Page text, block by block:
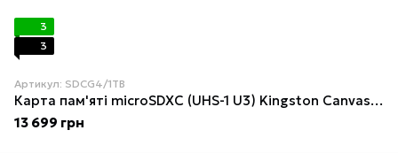
3
3
Артикул: SDCG4/1TB
Карта пам'яті microSDXC (UHS-1 U3) Kingston Canvas Go! Plus 1Tb class 10 A2 V30 (R200MB/s, W-160MB/s) (adapter SD)
13 699 грн